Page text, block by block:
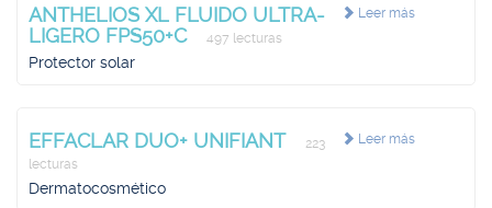
Leer más
ANTHELIOS XL FLUIDO ULTRA-
LIGERO FPS50+C
497 lecturas
Protector solar
Leer más
EFFACLAR DUO+ UNIFIANT
223
lecturas
Dermatocosmético